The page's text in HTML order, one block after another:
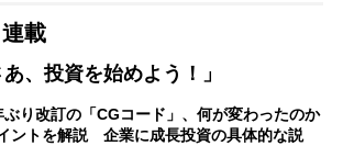
載
、投資を始めよう！」
ぶり改訂の「CGコード」、何が変わったのか
ントを解説 企業に成長投資の具体的な説